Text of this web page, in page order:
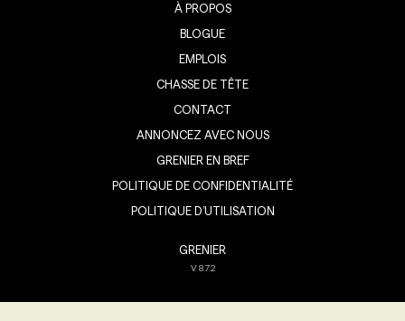
À PROPOS
BLOGUE
EMPLOIS
CHASSE DE TÊTE
CONTACT
ANNONCEZ AVEC NOUS
GRENIER EN BREF
POLITIQUE DE CONFIDENTIALITÉ
POLITIQUE D’UTILISATION
GRENIER
V8.7.2